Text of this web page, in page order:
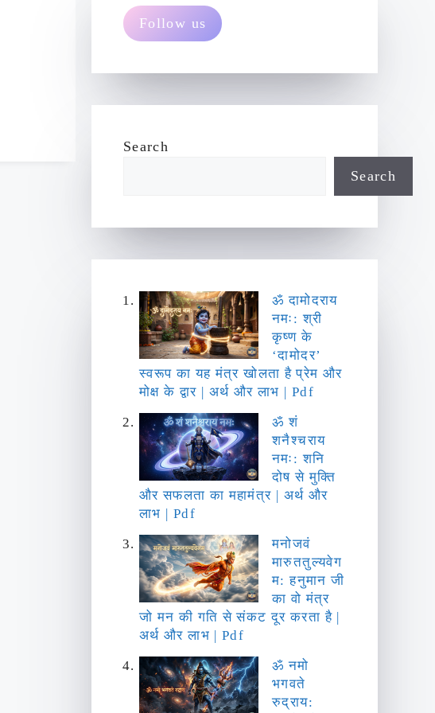
Follow us
Search
Search
ॐ दामोदराय
नमः: श्री
कृष्ण के
‘दामोदर’
स्वरूप का यह मंत्र खोलता है प्रेम और
मोक्ष के द्वार | अर्थ और लाभ | Pdf
ॐ शं
शनैश्चराय
नमः: शनि
दोष से मुक्ति
और सफलता का महामंत्र | अर्थ और
लाभ | Pdf
मनोजवं
मारुततुल्यवेग
म: हनुमान जी
का वो मंत्र
जो मन की गति से संकट दूर करता है |
अर्थ और लाभ | Pdf
ॐ नमो
भगवते
रुद्राय: